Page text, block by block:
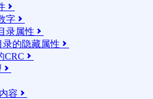

字 
录属性 
录的隐藏属性 
CRC 

容 